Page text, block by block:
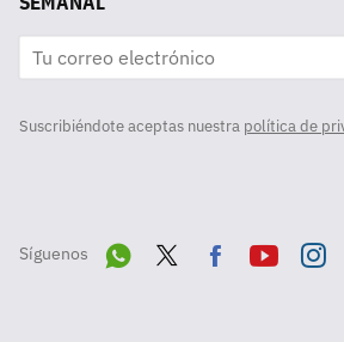
Suscribiéndote aceptas nuestra política de
Síguenos